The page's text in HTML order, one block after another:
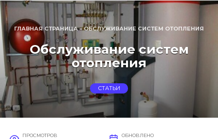
ГЛАВНАЯ СТРАНИЦА»ОБСЛУЖИВАНИЕ СИСТЕМ ОТОПЛЕНИЯ
Обслуживание систем
отопления
СТАТЬИ
ПРОСМОТРОВ ОБНОВЛЕНО